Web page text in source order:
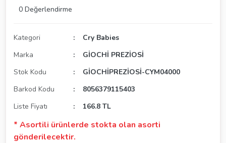
0 Değerlendirme
Kategori
Cry Babies
Marka
GİOCHİ PREZİOSİ
Stok Kodu
GİOCHİPREZİOSİ-CYM04000
Barkod Kodu
8056379115403
Liste Fiyatı
166.8 TL
* Asortili ürünlerde stokta olan asorti
gönderilecektir.